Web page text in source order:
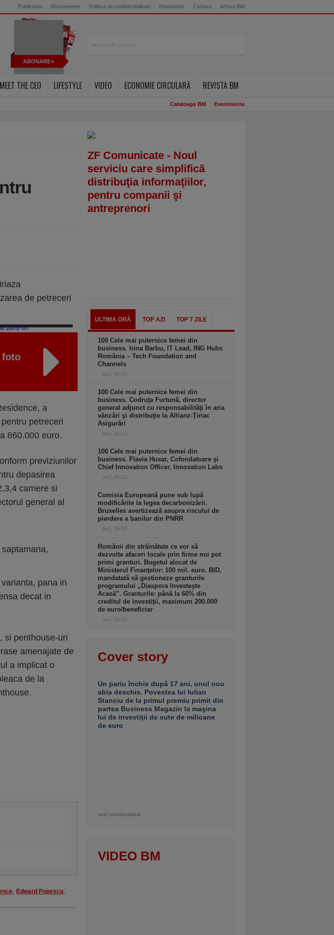
Publicitate Abonamente Politica de confidentialitate Newsletter Contact Arhiva BM
ABONARE
MEET THE CEO LIFESTYLE VIDEO ECONOMIE CIRCULARĂ REVISTA BM
Cataloage BM Evenimente
de petreceri
foto
a
petreceri
860.000 euro.
previziunilor
depasirea
camere si
general al
pana in
decat in
si penthouse-uri
amenajate de
a implicat o
de la
, Edward Popescu,
ZF Comunicate - Noul
serviciu care simplifică
distribuţia informaţiilor,
pentru companii şi
antreprenori
ULTIMA ORĂ TOP AZI TOP 7 ZILE
100 Cele mai puternice femei din
business. Irina Barbu, IT Lead, ING Hubs
România – Tech Foundation and
Channels
ieri, 20:14
100 Cele mai puternice femei din
business. Codruţa Furtună, director
general adjunct cu responsabilităţi în aria
vânzări şi distribuţie la Allianz-Ţiriac
Asigurări
ieri, 20:13
100 Cele mai puternice femei din
business. Flavia Husar, Cofondatoare şi
Chief Innovation Officer, Innovation Labs
ieri, 20:13
Comisia Europeană pune sub lupă
modificările la legea decarbonizării.
Bruxelles avertizează asupra riscului de
pierdere a banilor din PNRR
ieri, 19:17
Românii din străinătate ce vor să
dezvolte afaceri locale prin firme noi pot
primi granturi. Bugetul alocat de
Ministerul Finanţelor: 100 mil. euro. BID,
mandatată să gestioneze granturile
programului „Diaspora Investeşte
Acasă”. Granturile: până la 60% din
creditul de investiţii, maximum 200.000
de euro/beneficiar
ieri, 19:16
Cover story
Un pariu închis după 17 ani, unul nou
abia deschis. Povestea lui Iulian
Stanciu de la primul premiu primit din
partea Business Magazin la maşina
lui de investiţii de sute de milioane
de euro
vezi continuarea
VIDEO BM